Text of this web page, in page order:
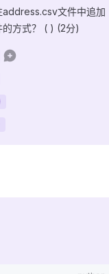
address.csv文件中追加
的方式？ ( ) (2分)